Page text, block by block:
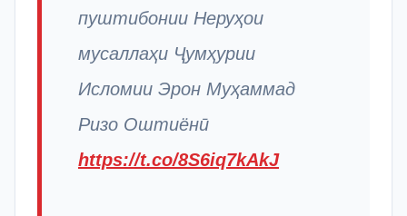
пуштибонии Неруҳои
мусаллаҳи Ҷумҳурии
Исломии Эрон Муҳаммад
Ризо Оштиёнӣ
https://t.co/8S6iq7kAkJ